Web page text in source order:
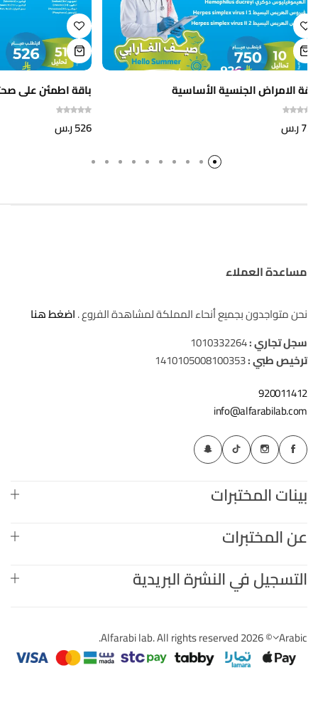
الامراض الجنسية الأساسية
ر.س
باقة اطمئن على
526ر.س
مساعدة العملاء
نحن متواجدون بجميع أنحاء المملكة لمشاهدة الفروع .اضغط هنا
سجل تجاري :1010332264
ترخيص طبي :1410105008100353
920011412
info@alfarabilab.com
بينات المختبرات
عن المختبرات
التسجيل في النشرة البريدية
Arabic
© 2026 Alfarabi lab. All rights reserved.